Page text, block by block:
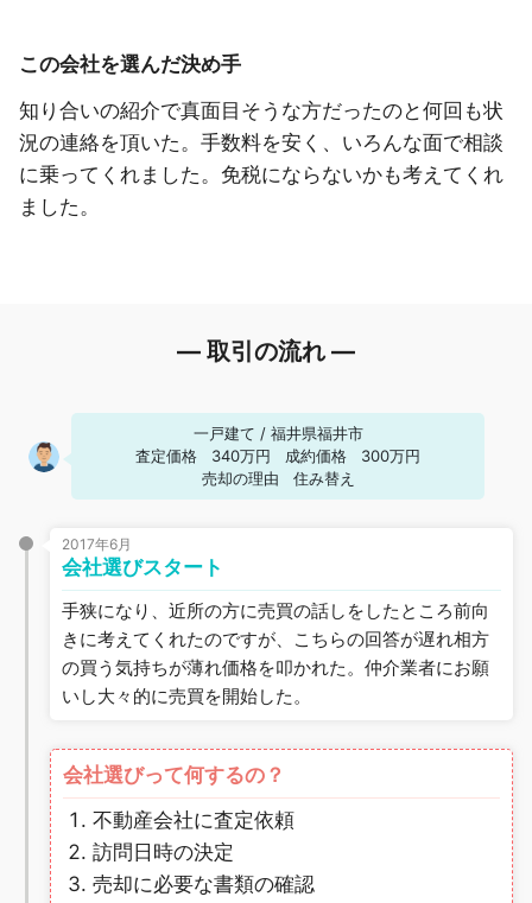
この会社を選んだ決め手
知り合いの紹介で真面目そうな方だったのと何回も状
況の連絡を頂いた。手数料を安く、いろんな面で相談
に乗ってくれました。免税にならないかも考えてくれ
ました。
― 取引の流れ ―
一戸建て / 福井県福井市
査定価格
340万円 成約価格
300万円
売却の理由
住み替え
2017年6月
会社選びスタート
手狭になり、近所の方に売買の話しをしたところ前向
きに考えてくれたのですが、こちらの回答が遅れ相方
の買う気持ちが薄れ価格を叩かれた。仲介業者にお願
いし大々的に売買を開始した。
会社選びって何するの？
不動産会社に査定依頼
訪問日時の決定
売却に必要な書類の確認